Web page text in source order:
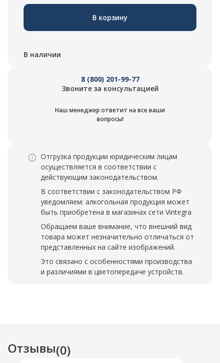
В корзину
В наличии
8 (800) 201-99-77
Звоните за консультацией
Наш менеджер ответит на все ваши
вопросы!
Отгрузка продукции юридическим лицам
осуществляется в соответствии с
действующим законодательством.
В соответствии с законодательством РФ
уведомляем: алкогольная продукция может
быть приобретена в магазинах сети Vintegra
Обращаем ваше внимание, что внешний вид
товара может незначительно отличаться от
представленных на сайте изображений.
Это связано с особенностями производства
и различиями в цветопередаче устройств.
Отзывы(0)